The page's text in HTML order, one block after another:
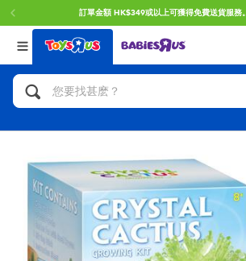
訂單金額 HK$349或以上可獲得免費送貨服務。
返回
分類目錄
人氣英雄,角色扮演,射擊玩具
拼砌組合及樂高LEGO
玩具車,貨車,火車及遙控系列
返回
品牌
Brunch Brother 早午餐兄弟
Spider-Man蜘蛛俠
Mini Brands
返回
年齢
0~2歳
5~7歳
8~11歳